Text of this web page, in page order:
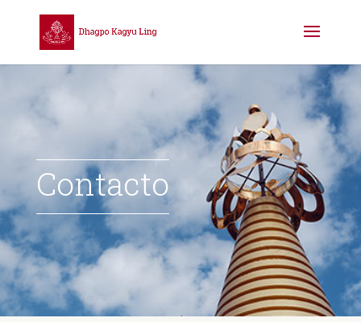
Contacto